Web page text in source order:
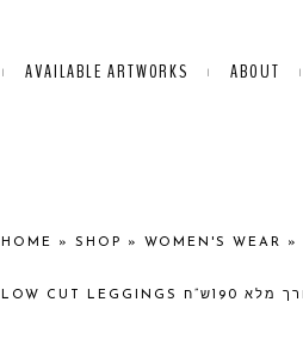
AVAILABLE ARTWORKS ABOUT
HOME » SHOP » WOMEN'S WEAR »
LOW CUT LEGGINGS טייץ מאויר בסגנון פורטרט נשי בגזרת מותן אורך מלא 190ש”ח –